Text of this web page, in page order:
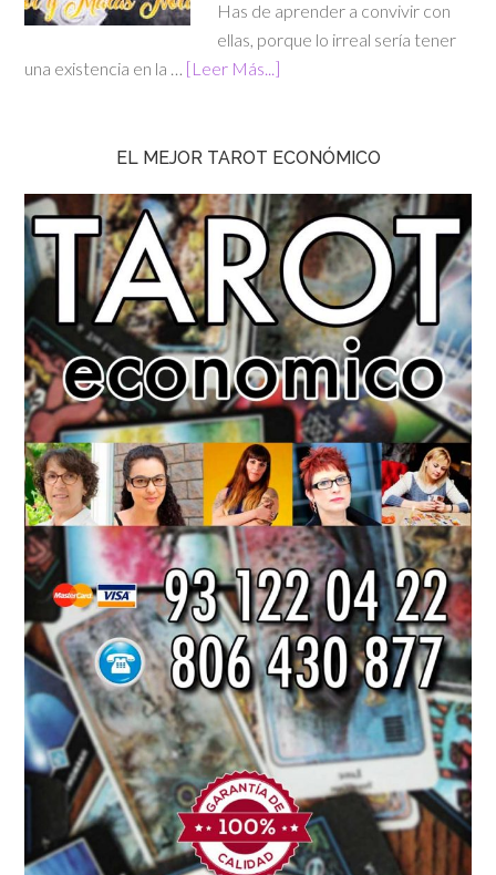
Has de aprender a convivir con
ellas, porque lo irreal sería tener
una existencia en la … [Leer Más...]
EL MEJOR TAROT ECONÓMICO